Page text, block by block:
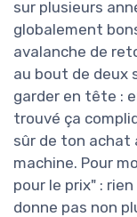
sur plusieurs
globalement
avalanche de
au bout de deux
garder en tête :
trouvé ça
sûr de ton achat
machine. Pour
pour le prix" :
donne pas non